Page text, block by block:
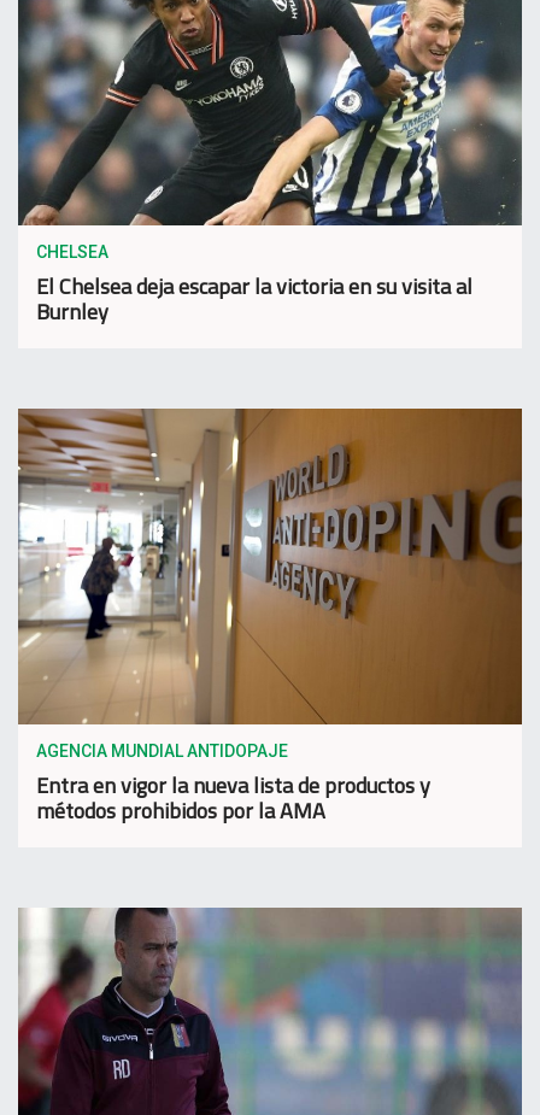
CHELSEA
El Chelsea deja escapar la victoria en su visita al
Burnley
AGENCIA MUNDIAL ANTIDOPAJE
Entra en vigor la nueva lista de productos y
métodos prohibidos por la AMA